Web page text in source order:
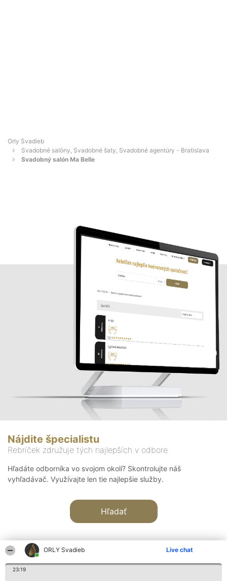
ORLY Svadieb Live chat
23:19
Orly Svadieb
Svadobné salóny, Svadobné šaty, Svadobné agentúry - Bratislava
Svadobný salón Ma Belle
Nájdite špecialistu
Rebríček združuje tých najlepších v odbore
Hľadáte odborníka vo svojom okolí? Skontrolujte náš
vyhľadávač. Využívajte len tie najlepšie služby.
Hľadať